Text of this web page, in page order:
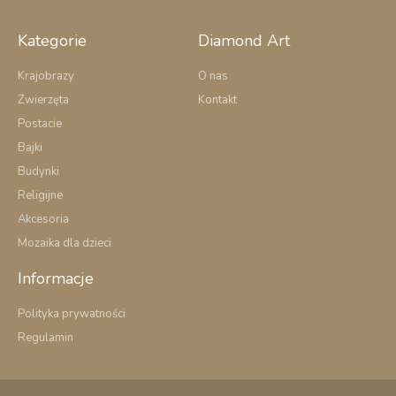
o
k
f
Kategorie
Krajobrazy
Zwierzęta
Postacie
Bajki
Budynki
Religijne
Akcesoria
Mozaika dla dzieci
Diamond Art
O nas
Kontakt
Informacje
Polityka prywatności
Regulamin